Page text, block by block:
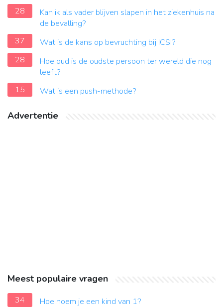
28
Kan ik als vader blijven slapen in het ziekenhuis na
de bevalling?
37
Wat is de kans op bevruchting bij ICSI?
28
Hoe oud is de oudste persoon ter wereld die nog
leeft?
15
Wat is een push-methode?
Advertentie
Meest populaire vragen
34
Hoe noem je een kind van 1?